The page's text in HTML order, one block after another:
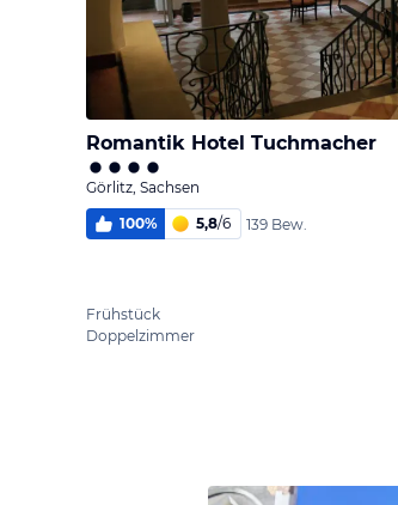
Romantik Hotel Tuchmacher
Görlitz, Sachsen
100% 5,8/6 139 Bew.
Frühstück
Doppelzimmer